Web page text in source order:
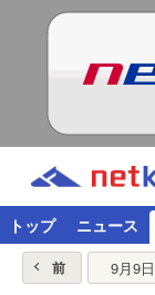
トップ ニュース
前 9月9日